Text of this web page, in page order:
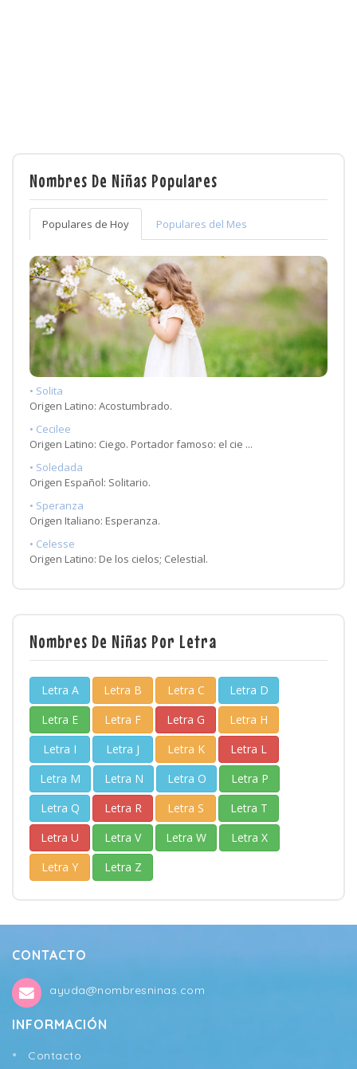
Nombres De Niñas Populares
Populares de Hoy Populares del Mes
• Solita
Origen Latino: Acostumbrado.
• Cecilee
Origen Latino: Ciego. Portador famoso: el cie ...
• Soledada
Origen Español: Solitario.
• Speranza
Origen Italiano: Esperanza.
• Celesse
Origen Latino: De los cielos; Celestial.
Nombres De Niñas Por Letra
Letra A Letra B Letra C
Letra D
Letra E
Letra F Letra G
Letra H
Letra I
Letra J Letra K
Letra L
Letra M
Letra N Letra O
Letra P
Letra Q
Letra R Letra S
Letra T
Letra U
Letra V Letra W
Letra X
Letra Y
Letra Z
CONTACTO
ayuda@nombresninas.com
INFORMACIÓN
Contacto